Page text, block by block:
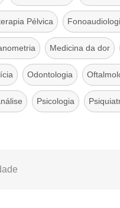
Pélvica
Medicina da dor
Odontologia
Psicologia